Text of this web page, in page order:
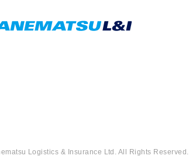
Logistics & Insurance Ltd. All Rights Reserved.